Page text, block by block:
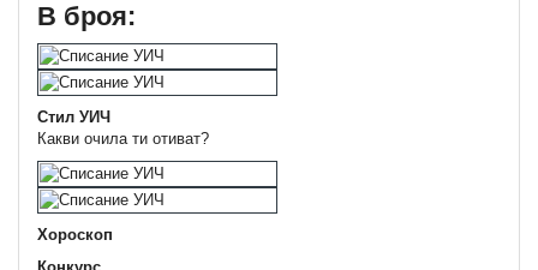
В броя:
Стил УИЧ
Какви очила ти отиват?
Хороскоп